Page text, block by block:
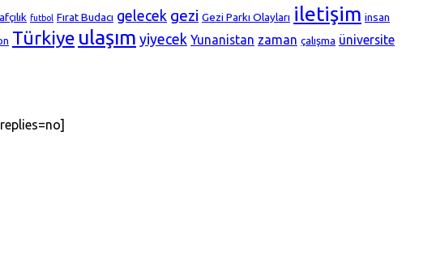
futbol Fırat Budacı gelecek gezi Gezi Parkı Olayları iletişim insan
Türkiye ulaşım yiyecek Yunanistan zaman çalışma üniversite